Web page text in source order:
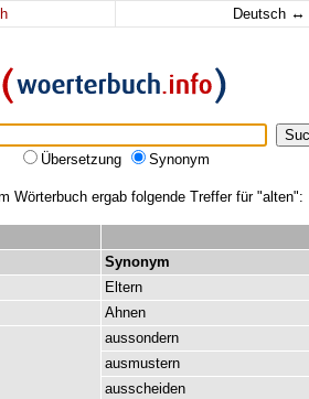
Deutsch ↔
Übersetzung
Synonym
Wörterbuch ergab folgende Treffer für "alten":
Synonym
Eltern
Ahnen
aussondern
ausmustern
ausscheiden